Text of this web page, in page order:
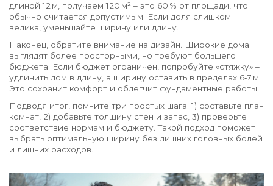
длиной 12 м, получаем 120 м² – это 60 % от площади, что
обычно считается допустимым. Если доля слишком
велика, уменьшайте ширину или длину.
Наконец, обратите внимание на дизайн. Широкие дома
выглядят более просторными, но требуют большего
бюджета. Если бюджет ограничен, попробуйте «стяжку» –
удлинить дом в длину, а ширину оставить в пределах 6‑7 м.
Это сохранит комфорт и облегчит фундаментные работы.
Подводя итог, помните три простых шага: 1) составьте план
комнат, 2) добавьте толщину стен и запас, 3) проверьте
соответствие нормам и бюджету. Такой подход поможет
выбрать оптимальную ширину без лишних головных болей
и лишних расходов.